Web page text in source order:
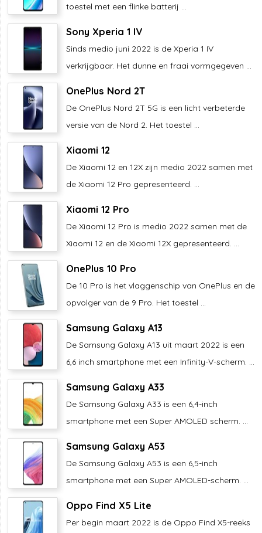
toestel met een flinke batterij ...
Sony Xperia 1 IV
Sinds medio juni 2022 is de Xperia 1 IV
verkrijgbaar. Het dunne en fraai vormgegeven ...
OnePlus Nord 2T
De OnePlus Nord 2T 5G is een licht verbeterde
versie van de Nord 2. Het toestel ...
Xiaomi 12
De Xiaomi 12 en 12X zijn medio 2022 samen met
de Xiaomi 12 Pro gepresenteerd. ...
Xiaomi 12 Pro
De Xiaomi 12 Pro is medio 2022 samen met de
Xiaomi 12 en de Xiaomi 12X gepresenteerd. ...
OnePlus 10 Pro
De 10 Pro is het vlaggenschip van OnePlus en de
opvolger van de 9 Pro. Het toestel ...
Samsung Galaxy A13
De Samsung Galaxy A13 uit maart 2022 is een
6,6 inch smartphone met een Infinity-V-scherm. ...
Samsung Galaxy A33
De Samsung Galaxy A33 is een 6,4-inch
smartphone met een Super AMOLED scherm. ...
Samsung Galaxy A53
De Samsung Galaxy A53 is een 6,5-inch
smartphone met een Super AMOLED-scherm. ...
Oppo Find X5 Lite
Per begin maart 2022 is de Oppo Find X5-reeks